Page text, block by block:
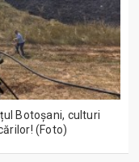
Botoșani, culturi
(Foto)